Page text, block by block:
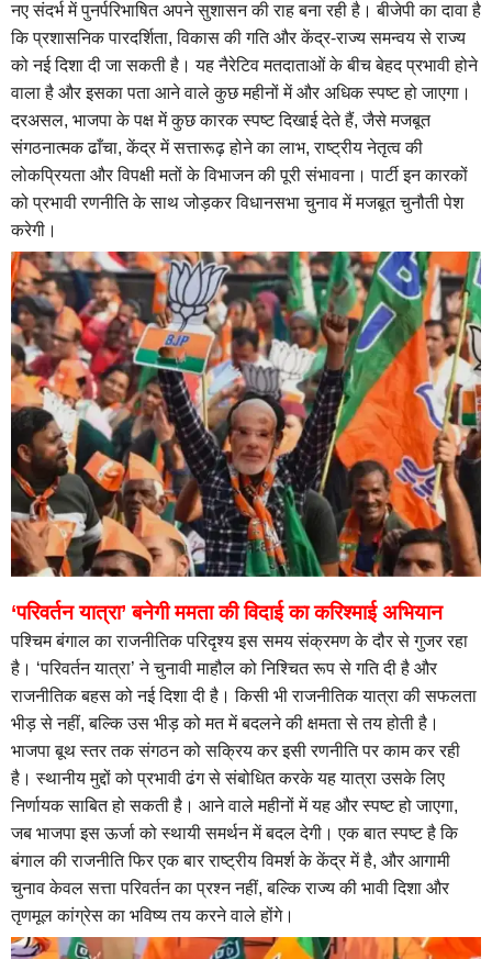
नए संदर्भ में पुनर्परिभाषित अपने सुशासन की राह बना रही है। बीजेपी का दावा है
कि प्रशासनिक पारदर्शिता, विकास की गति और केंद्र-राज्य समन्वय से राज्य
को नई दिशा दी जा सकती है। यह नैरेटिव मतदाताओं के बीच बेहद प्रभावी होने
वाला है और इसका पता आने वाले कुछ महीनों में और अधिक स्पष्ट हो जाएगा।
दरअसल, भाजपा के पक्ष में कुछ कारक स्पष्ट दिखाई देते हैं, जैसे मजबूत
संगठनात्मक ढाँचा, केंद्र में सत्तारूढ़ होने का लाभ, राष्ट्रीय नेतृत्व की
लोकप्रियता और विपक्षी मतों के विभाजन की पूरी संभावना। पार्टी इन कारकों
को प्रभावी रणनीति के साथ जोड़कर विधानसभा चुनाव में मजबूत चुनौती पेश
करेगी।
‘परिवर्तन यात्रा’ बनेगी ममता की विदाई का करिश्माई अभियान
पश्चिम बंगाल का राजनीतिक परिदृश्य इस समय संक्रमण के दौर से गुजर रहा
है। ‘परिवर्तन यात्रा’ ने चुनावी माहौल को निश्चित रूप से गति दी है और
राजनीतिक बहस को नई दिशा दी है। किसी भी राजनीतिक यात्रा की सफलता
भीड़ से नहीं, बल्कि उस भीड़ को मत में बदलने की क्षमता से तय होती है।
भाजपा बूथ स्तर तक संगठन को सक्रिय कर इसी रणनीति पर काम कर रही
है। स्थानीय मुद्दों को प्रभावी ढंग से संबोधित करके यह यात्रा उसके लिए
निर्णायक साबित हो सकती है। आने वाले महीनों में यह और स्पष्ट हो जाएगा,
जब भाजपा इस ऊर्जा को स्थायी समर्थन में बदल देगी। एक बात स्पष्ट है कि
बंगाल की राजनीति फिर एक बार राष्ट्रीय विमर्श के केंद्र में है, और आगामी
चुनाव केवल सत्ता परिवर्तन का प्रश्न नहीं, बल्कि राज्य की भावी दिशा और
तृणमूल कांग्रेस का भविष्य तय करने वाले होंगे।